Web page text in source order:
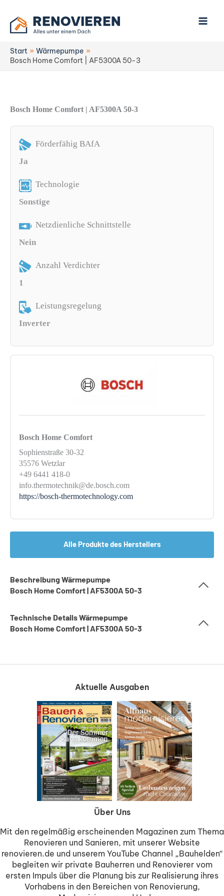
Inhalt
springen
Start
Wärmepumpe
Bosch Home Comfort | AF5300A 50-3
Bosch Home Comfort | AF5300A 50-3
Förderfähig BAfA
Ja
Technologie
Sonstige
Netzdienliche Schnittstelle
Nein
Anzahl Verdichter
1
Leistungsregelung
Inverter
Bosch Home Comfort
Sophienstraße 30-32
35576 Wetzlar
+49 6441 418-0
info.thermotechnik@de.bosch.com
https://bosch-thermotechnology.com
Alle Produkte des Herstellers
Beschreibung Wärmepumpe
Bosch Home Comfort | AF5300A 50-3
Technische Details Wärmepumpe
Bosch Home Comfort | AF5300A 50-3
Aktuelle Ausgaben
Über Uns
Mit den regelmäßig erscheinenden Magazinen zum Thema
Renovieren und Sanieren, mit unserer Website
renovieren.de und unserem YouTube Channel „Bauhelden“
begleiten wir private Bauherren und Renovierer vom
ersten Impuls über die Planung bis zur Realisierung ihres
Vorhabens in den Bereichen von Renovierung,